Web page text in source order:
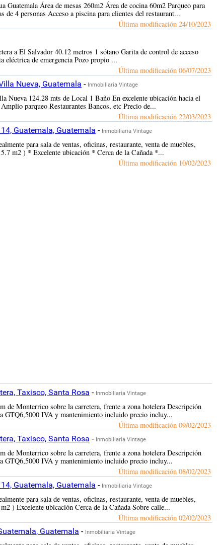
Área de mesas 260m2 Área de cocina 60m2 Parqueo para
de 4 personas Acceso a piscina para clientes del restaurant...
Última modificación 24/10/2023
a El Salvador 40.12 metros 1 sótano Garita de control de acceso
eléctrica de emergencia Pozo propio ...
Última modificación 06/07/2023
Nueva, Guatemala - Inmobiliaria Vintage
124.28 mts de Local 1 Baño En excelente ubicación hacia el
parqueo Restaurantes Bancos, etc Precio de...
Última modificación 22/03/2023
Guatemala, Guatemala - Inmobiliaria Vintage
para sala de ventas, oficinas, restaurante, venta de muebles,
m2 ) * Excelente ubicación * Cerca de la Cañada *...
Última modificación 10/02/2023
Taxisco, Santa Rosa - Inmobiliaria Vintage
Monterrico sobre la carretera, frente a zona hotelera Descripción
GTQ6,5000 IVA y mantenimiento incluido precio incluy...
Última modificación 09/02/2023
Taxisco, Santa Rosa - Inmobiliaria Vintage
Monterrico sobre la carretera, frente a zona hotelera Descripción
GTQ6,5000 IVA y mantenimiento incluido precio incluy...
Última modificación 08/02/2023
Guatemala, Guatemala - Inmobiliaria Vintage
para sala de ventas, oficinas, restaurante, venta de muebles,
) Excelente ubicación Cerca de la Cañada Sobre calle...
Última modificación 02/02/2023
Guatemala - Inmobiliaria Vintage